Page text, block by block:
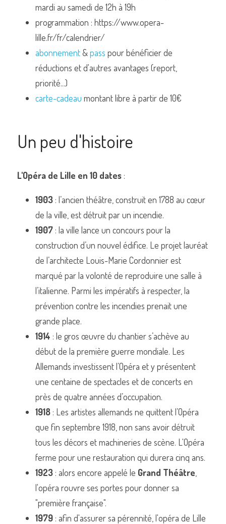
mardi au samedi de 12h à 19h
programmation : https://www.opera-
lille.fr/fr/calendrier/
abonnement & pass pour bénéficier de
réductions et d'autres avantages (report,
priorité...)
carte-cadeau montant libre à partir de 10€
Un peu d'histoire
L'Opéra de Lille en 10 dates :
1903 : l’ancien théâtre, construit en 1788 au cœur
de la ville, est détruit par un incendie.
1907 : la ville lance un concours pour la
construction d’un nouvel édifice. Le projet lauréat
de l’architecte Louis-Marie Cordonnier est
marqué par la volonté de reproduire une salle à
l’italienne. Parmi les impératifs à respecter, la
prévention contre les incendies prenait une
grande place.
1914 : le gros œuvre du chantier s’achève au
début de la première guerre mondiale. Les
Allemands investissent l’Opéra et y présentent
une centaine de spectacles et de concerts en
près de quatre années d’occupation.
1918 : Les artistes allemands ne quittent l’Opéra
que fin septembre 1918, non sans avoir détruit
tous les décors et machineries de scène. L'Opéra
ferme pour une restauration qui durera cinq ans.
1923 : alors encore appelé le Grand Théâtre
l'opéra rouvre ses portes pour donner sa
"première française".
1979 : afin d'assurer sa pérennité, l'opéra de Lille